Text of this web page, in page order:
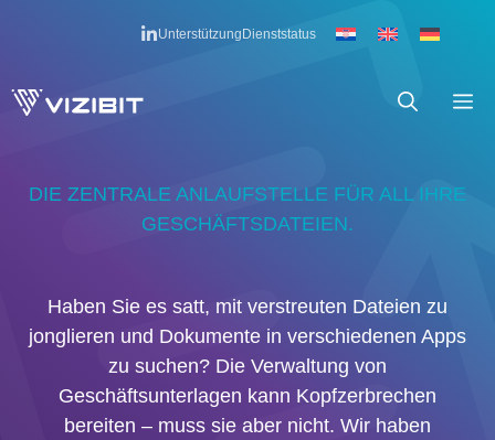
UnterstützungDienststatus
DIE ZENTRALE ANLAUFSTELLE FÜR ALL IHRE
GESCHÄFTSDATEIEN.
Haben Sie es satt, mit verstreuten Dateien zu
jonglieren und Dokumente in verschiedenen Apps
zu suchen? Die Verwaltung von
Geschäftsunterlagen kann Kopfzerbrechen
bereiten – muss sie aber nicht. Wir haben